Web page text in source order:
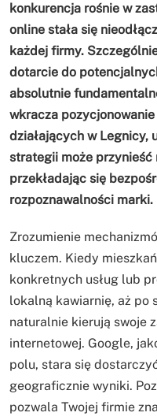
konkurencja rośnie w
online stała się
każdej firmy.
dotarcie do
absolutnie
wkracza
działających w Legnicy,
strategii może przynieść
przekładając się
rozpoznawalności marki.
Zrozumienie
kluczem. Kiedy
konkretnych usług lub
lokalną kawiarnię, aż po
naturalnie kierują swoje
internetowej. Google,
polu, stara się
geograficznie wyniki.
pozwala Twojej firmie